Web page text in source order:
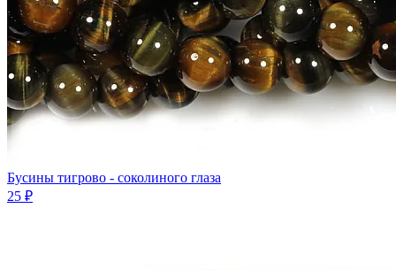
Бусины тигрово - соколиного глаза
25 ₽